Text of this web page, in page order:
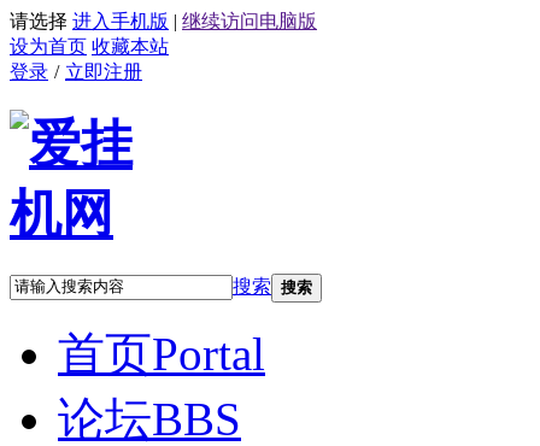
请选择 进入手机版 | 继续访问电脑版
设为首页 收藏本站
登录 / 立即注册
搜索 搜索
首页Portal
论坛BBS